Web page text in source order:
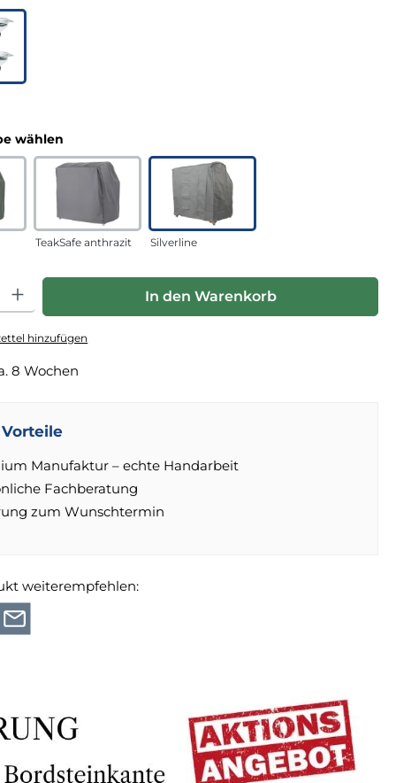
wählen
TeakSafe anthrazit Silverline
Gib den gewünschten Wert ein oder benutze die
In den Warenkorb
hinzufügen
8 Wochen
Manufaktur – echte Handarbeit
Fachberatung
zum Wunschtermin
weiterempfehlen: